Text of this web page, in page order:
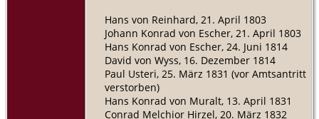
Hans von Reinhard, 21. April 1803
Johann Konrad von Escher, 21. April 1803
Hans Konrad von Escher, 24. Juni 1814
David von Wyss, 16. Dezember 1814
Paul Usteri, 25. März 1831 (vor Amtsantritt
verstorben)
Hans Konrad von Muralt, 13. April 1831
Conrad Melchior Hirzel, 20. März 1832